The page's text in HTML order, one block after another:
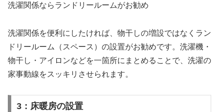
洗濯関係ならランドリールームがお勧め
洗濯関係を便利にしたければ、物干しの増設ではなくラン
ドリールーム（スペース）の設置がお勧めです。洗濯機・
物干し・アイロンなどを一箇所にまとめることで、洗濯の
家事動線をスッキリさせられます。
3：床暖房の設置